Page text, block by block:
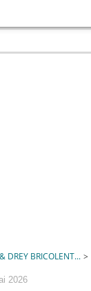
DREY BRICOLENT... >
2026